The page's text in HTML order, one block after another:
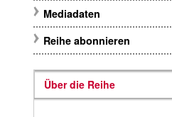
Mediadaten
Reihe abonnieren
Über die Reihe